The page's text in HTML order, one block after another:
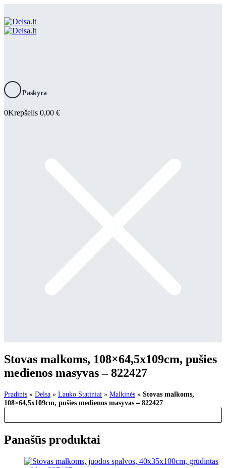
Paskyra
0Krepšelis 0,00 €
Stovas malkoms, 108×64,5x109cm, pušies
medienos masyvas – 822427
Pradinis » Delsa » Lauko Statiniai » Malkinės » Stovas malkoms,
108×64,5x109cm, pušies medienos masyvas – 822427
Panašūs produktai